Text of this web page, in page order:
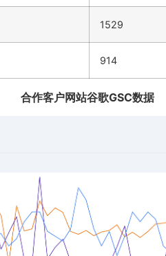
1529
914
合作客户网站谷歌GSC数据